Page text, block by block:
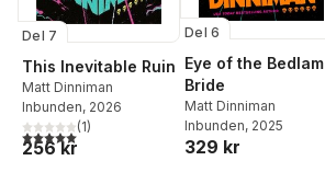
Del 7
This Inevitable Ruin
Matt Dinniman
Inbunden, 2026
5,0utav 5 stjärnor. Totalt antal röster:
(1)
256 kr
Del 6
Eye of the Bedlam
Bride
Matt Dinniman
Inbunden, 2025
329 kr